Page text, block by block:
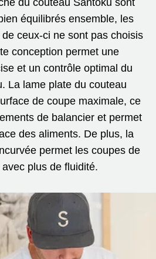
équilibrés ensemble, les
ceux-ci ne sont pas choisis
conception permet une
et un contrôle optimal du
La lame plate du couteau
de coupe maximale, ce
de balancier et permet
des aliments. De plus, la
permet les coupes de
plus de fluidité.